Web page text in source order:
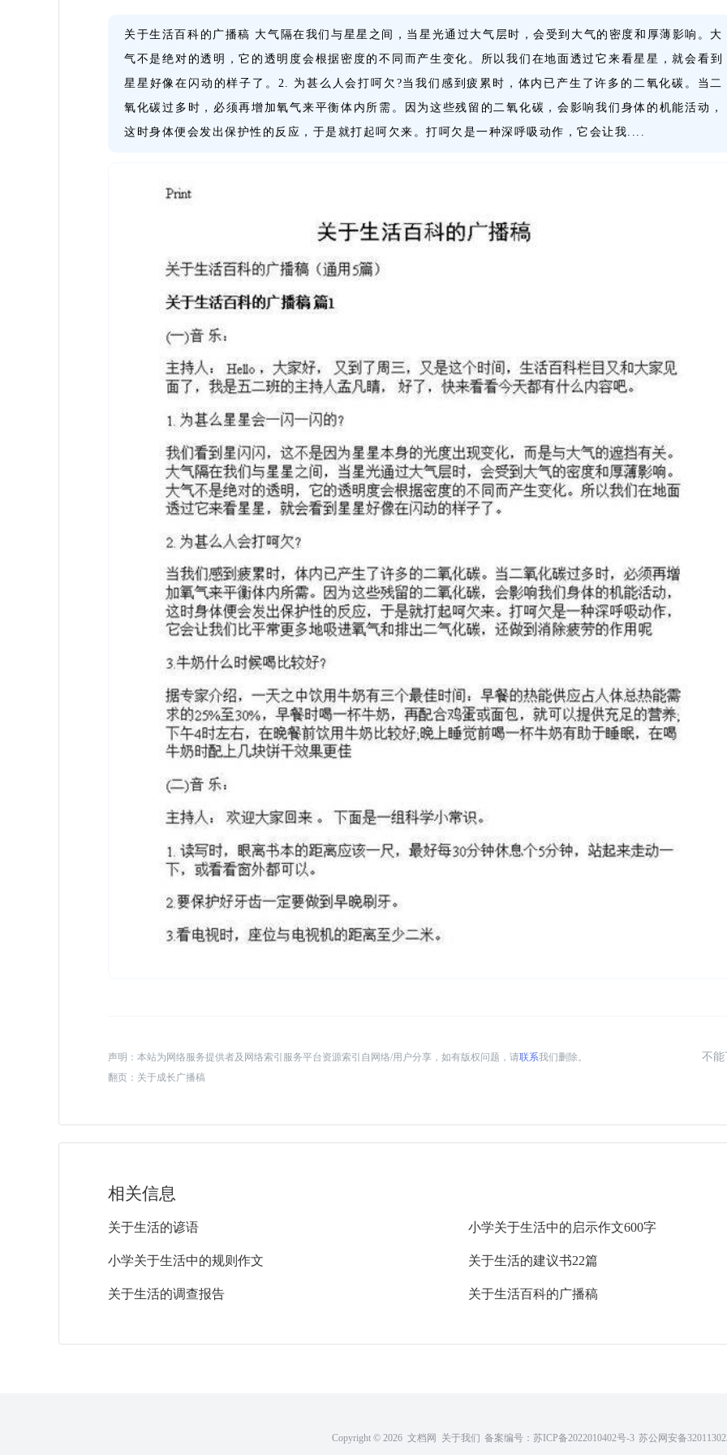
关于生活百科的广播稿 大气隔在我们与星星之间，当星光通过大气层时，会受到大气的密度和厚薄影响。大
气不是绝对的透明，它的透明度会根据密度的不同而产生变化。所以我们在地面透过它来看星星，就会看到
星星好像在闪动的样子了。2. 为甚么人会打呵欠?当我们感到疲累时，体内已产生了许多的二氧化碳。当二
氧化碳过多时，必须再增加氧气来平衡体内所需。因为这些残留的二氧化碳，会影响我们身体的机能活动，
这时身体便会发出保护性的反应，于是就打起呵欠来。打呵欠是一种深呼吸动作，它会让我....
声明：本站为网络服务提供者及网络索引服务平台资源索引自网络/用户分享，如有版权问题，请联系我们删除。 不能
翻页： 关于成长广播稿
相关信息
关于生活的谚语 小学关于生活中的启示作文600字
小学关于生活中的规则作文 关于生活的建议书22篇
关于生活的调查报告 关于生活百科的广播稿
Copyright © 2026 文档网 关于我们 备案编号： 苏ICP备2022010402号-3 苏公网安备